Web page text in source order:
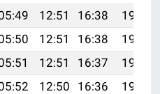
12:51 16:38
19:44
12:51 16:38
19:42
12:51 16:37
19:41
12:50 16:36
19:39